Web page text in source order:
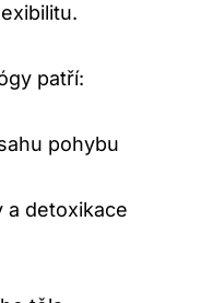
patří:
pohybu
a detoxikace